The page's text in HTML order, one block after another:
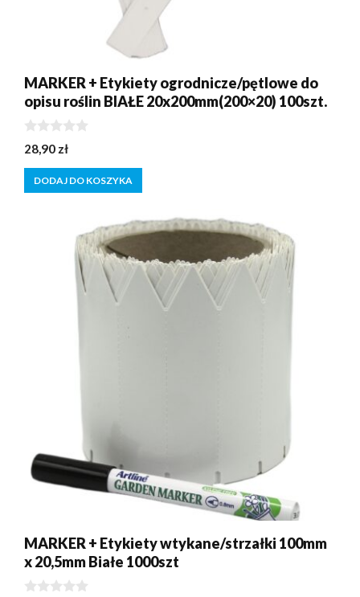
MARKER + Etykiety ogrodnicze/pętlowe do
opisu roślin BIAŁE 20x200mm(200×20) 100szt.
0
z
5
28,90 zł
DODAJ DO KOSZYKA
MARKER + Etykiety wtykane/strzałki 100mm
x 20,5mm Białe 1000szt